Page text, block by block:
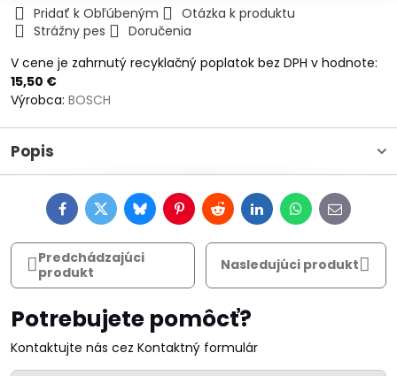
Pridať k Obľúbeným
Otázka k produktu
Strážny pes
Doručenia
V cene je zahrnutý recyklačný poplatok bez DPH v hodnote:
15,50 €
Výrobca: BOSCH
Popis
FacebookTwitterBlueskyPinterestRedditLinkedInWhatsApp
E-
mail
Predchádzajúci
produkt
Nasledujúci produkt
Potrebujete pomôcť?
Kontaktujte nás cez Kontaktný formulár